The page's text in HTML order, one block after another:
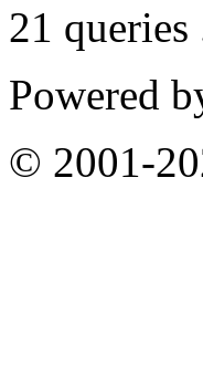
21 queries
Powered
© 2001-